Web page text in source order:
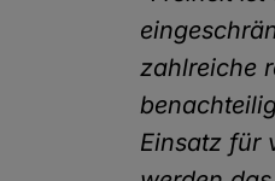
zahlreiche
Einsatz für